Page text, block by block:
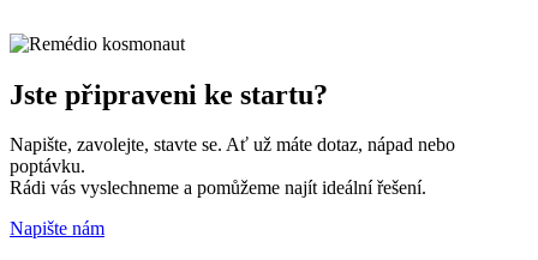
Jste připraveni ke startu?
Napište, zavolejte, stavte se. Ať už máte dotaz, nápad nebo
poptávku.
Rádi vás vyslechneme a pomůžeme najít ideální řešení.
Napište nám